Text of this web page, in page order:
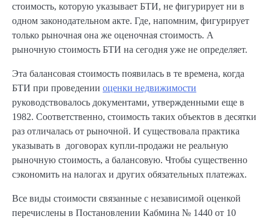
стоимость, которую указывает БТИ, не фигурирует ни в
одном законодательном акте. Где, напомним, фигурирует
только рыночная она же оценочная стоимость. А
рыночную стоимость БТИ на сегодня уже не определяет.
Эта балансовая стоимость появилась в те времена, когда
БТИ при проведении оценки недвижимости
руководствовалось документами, утвержденными еще в
1982. Соответственно, стоимость таких объектов в десятки
раз отличалась от рыночной. И существовала практика
указывать в договорах купли-продажи не реальную
рыночную стоимость, а балансовую. Чтобы существенно
сэкономить на налогах и других обязательных платежах.
Все виды стоимости связанные с независимой оценкой
перечислены в Постановлении Кабмина № 1440 от 10